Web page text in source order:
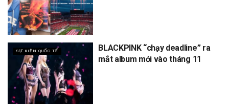
SỰ KIỆN QUỐC TẾ
BLACKPINK “chạy deadline” ra
mắt album mới vào tháng 11